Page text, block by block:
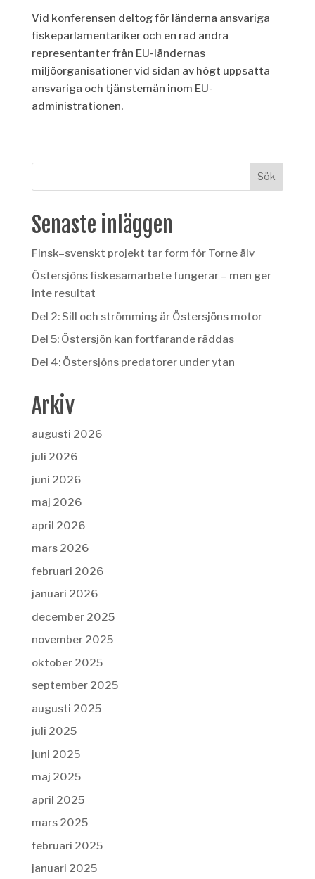
Vid konferensen deltog för länderna ansvariga
fiskeparlamentariker och en rad andra
representanter från EU-ländernas
miljöorganisationer vid sidan av högt uppsatta
ansvariga och tjänstemän inom EU-
administrationen.
Senaste inläggen
Finsk–svenskt projekt tar form för Torne älv
Östersjöns fiskesamarbete fungerar – men ger
inte resultat
Del 2: Sill och strömming är Östersjöns motor
Del 5: Östersjön kan fortfarande räddas
Del 4: Östersjöns predatorer under ytan
Arkiv
augusti 2026
juli 2026
juni 2026
maj 2026
april 2026
mars 2026
februari 2026
januari 2026
december 2025
november 2025
oktober 2025
september 2025
augusti 2025
juli 2025
juni 2025
maj 2025
april 2025
mars 2025
februari 2025
januari 2025